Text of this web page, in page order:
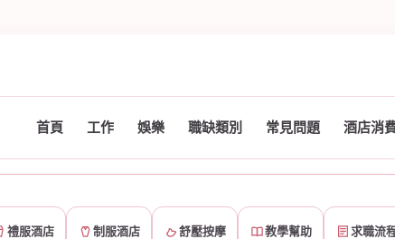
首頁 工作 娛樂 職缺類別 常見問題 酒店消
禮服酒店 制服酒店 舒壓按摩 教學幫助 求職流